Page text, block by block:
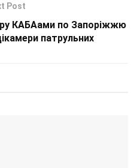
Post
КАБАами по Запоріжжю
патрульних